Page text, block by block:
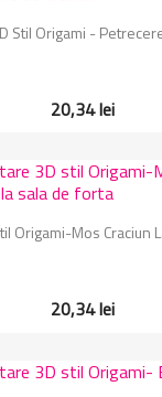
Stil Origami -
20,34 lei
Origami-Mos Craciun
20,34 lei